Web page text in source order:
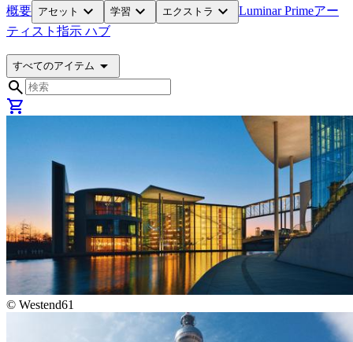
概要 アセット expand_more 学習 expand_more エクストラ expand_more Luminar Primeアー
ティスト 指示 ハブ
すべてのアイテム arrow_drop_down
search
shopping_cart
© Westend61